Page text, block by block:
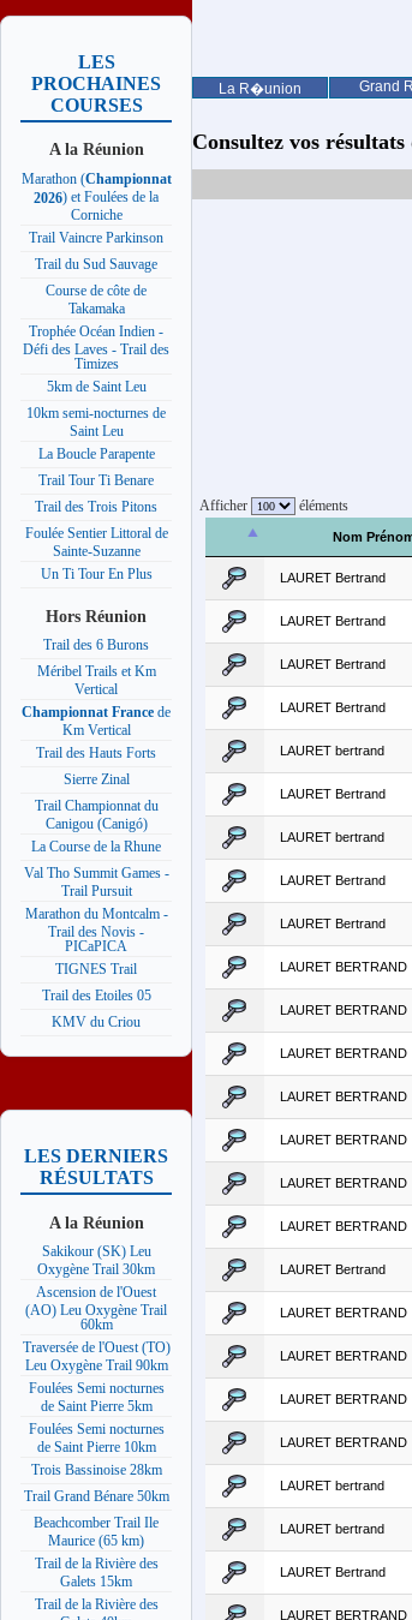
La R�union Grand
LES
PROCHAINES
COURSES
A la Réunion
Marathon (Championnat
2026) et Foulées de la
Corniche
Trail Vaincre Parkinson
Trail du Sud Sauvage
Course de côte de
Takamaka
Trophée Océan Indien -
Défi des Laves - Trail des
Timizes
5km de Saint Leu
10km semi-nocturnes de
Saint Leu
La Boucle Parapente
Trail Tour Ti Benare
Trail des Trois Pitons
Foulée Sentier Littoral de
Sainte-Suzanne
Un Ti Tour En Plus
Hors Réunion
Trail des 6 Burons
Méribel Trails et Km
Vertical
Championnat France de
Km Vertical
Trail des Hauts Forts
Sierre Zinal
Trail Championnat du
Canigou (Canigó)
La Course de la Rhune
Val Tho Summit Games -
Trail Pursuit
Marathon du Montcalm -
Trail des Novis -
PICaPICA
TIGNES Trail
Trail des Etoiles 05
KMV du Criou
LES DERNIERS
RÉSULTATS
A la Réunion
Sakikour (SK) Leu
Oxygène Trail 30km
Ascension de l'Ouest
(AO) Leu Oxygène Trail
60km
Traversée de l'Ouest (TO)
Leu Oxygène Trail 90km
Foulées Semi nocturnes
de Saint Pierre 5km
Foulées Semi nocturnes
de Saint Pierre 10km
Trois Bassinoise 28km
Trail Grand Bénare 50km
Beachcomber Trail Ile
Maurice (65 km)
Trail de la Rivière des
Galets 15km
Trail de la Rivière des
Consultez vos
Afficher éléments
Nom
LAURET Bertrand
LAURET Bertrand
LAURET Bertrand
LAURET Bertrand
LAURET bertrand
LAURET Bertrand
LAURET bertrand
LAURET Bertrand
LAURET Bertrand
LAURET BERTRAND
LAURET BERTRAND
LAURET BERTRAND
LAURET BERTRAND
LAURET BERTRAND
LAURET BERTRAND
LAURET BERTRAND
LAURET Bertrand
LAURET BERTRAND
LAURET BERTRAND
LAURET BERTRAND
LAURET BERTRAND
LAURET bertrand
LAURET bertrand
LAURET Bertrand
LAURET BERTRAND